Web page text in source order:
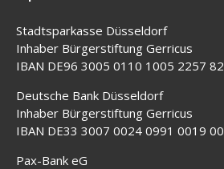
Stadtsparkasse Düsseldorf
Inhaber Bürgerstiftung Gerricus
IBAN DE96 3005 0110 1005 2257 82
Deutsche Bank Düsseldorf
Inhaber Bürgerstiftung Gerricus
IBAN DE33 3007 0024 0991 0019 00
Pax-Bank eG